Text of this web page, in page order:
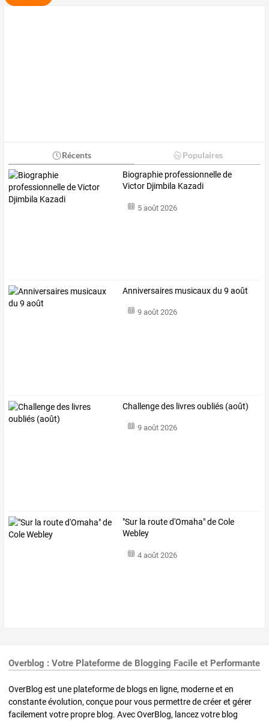
Récents Populaires
Biographie professionnelle de
Victor Djimbila Kazadi
5 août 2026
Anniversaires musicaux du 9 août
9 août 2026
Challenge des livres oubliés (août)
9 août 2026
"Sur la route d'Omaha" de Cole
Webley
4 août 2026
Overblog : Votre Plateforme de Blogging Facile et Performante
OverBlog est une plateforme de blogs en ligne, moderne et en
constante évolution, conçue pour vous permettre de créer et gérer
facilement votre propre blog. Avec OverBlog, lancez votre blog